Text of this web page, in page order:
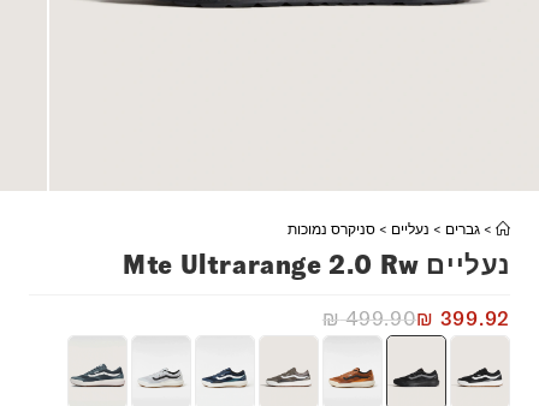
> גברים > נעליים > סניקרס נמוכות
נעליים Mte Ultrarange 2.0 Rw
₪499.90₪ 399.92